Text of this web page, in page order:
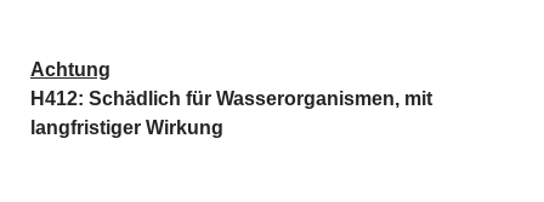
Achtung
H412: Schädlich für Wasserorganismen, mit
langfristiger Wirkung